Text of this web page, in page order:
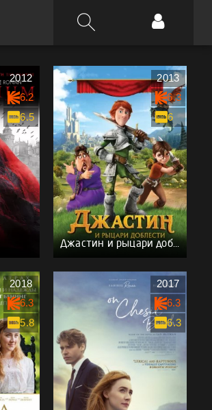
2012
6.2
6.5
Джастин и рыцари доблести
2013
6.3
6
2018
6.3
5.8
2017
6.3
6.3